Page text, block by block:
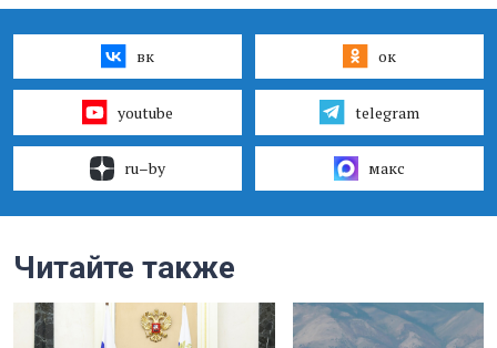
вк ок
youtube telegram
ru–by макс
Читайте также